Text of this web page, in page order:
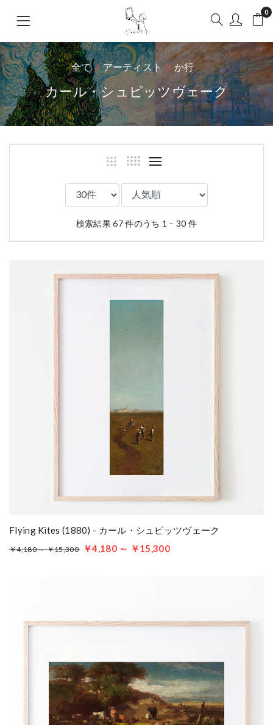
0
全て アーティスト か行
カール・シュピッツヴェーク
検索結果 67 件のうち 1 – 30 件
Flying Kites (1880) - カール・シュピッツヴェーク
￥4,180 ～ ￥15,300 ￥4,180 ～ ￥15,300